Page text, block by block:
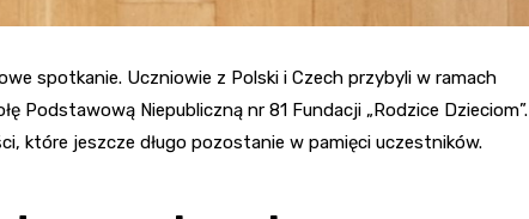
spotkanie. Uczniowie z Polski i Czech przybyli w ramach
Podstawową Niepubliczną nr 81 Fundacji „Rodzice Dzieciom”.
które jeszcze długo pozostanie w pamięci uczestników.